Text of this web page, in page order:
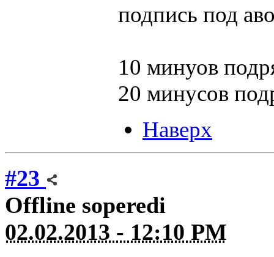
подпись под
10 минуов
20 минусов
Наверх
#23
Offline soperedi
02.02.2013 - 12:10 PM